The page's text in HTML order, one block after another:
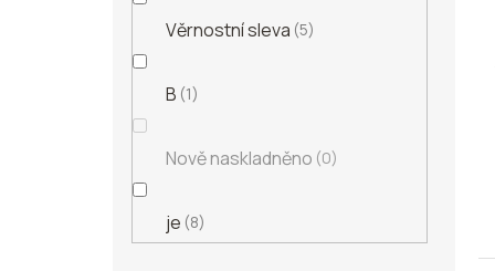
Věrnostní sleva 5
B 1
Nově naskladněno 0
je 8